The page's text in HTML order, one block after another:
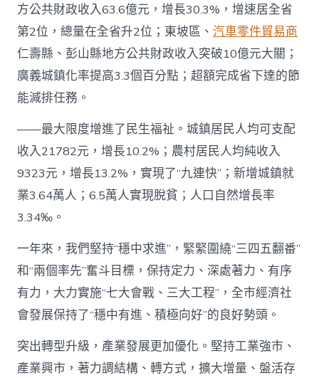
方公共財政收入63.6億元，增長30.3%，增速居全省
第2位，總量在全省升2位；東坡區、汽車零件貿易商
仁壽縣、彭山縣地方公共財政收入突破10億元大關；
廣義城鎮化率提高3.3個百分點；超額完成省下達的節
能減排任務。
——最大限度增進了民生福祉。城鎮居民人均可支配
收入21782元，增長10.2%；農村居民人均純收入
9323元，增長13.2%，實現了“九連快”；新增城鎮就
業3.64萬人；6.5萬人實現脫貧；人口自然增長率
3.34‰。
一年來，我們堅持“穩中求進”，緊緊圍繞“三四五翻番”
和“兩個率先”奮斗目標，保持定力、深處著力、有序
有力，大力實施“七大會戰、三大工程”，全市經濟社
會發展保持了“穩中有進、積極向好”的良好勢頭。
突出轉型升級，產業發展更加優化。堅持工業強市、
產業興市，著力調結構、轉方式，擴大增量、盤活存